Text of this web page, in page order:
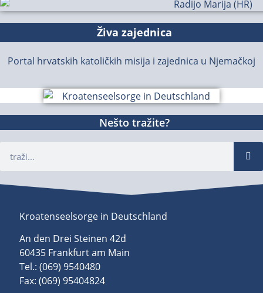
Živa zajednica
Portal hrvatskih katoličkih misija i zajednica u Njemačkoj
Nešto tražite?
Kroatenseelsorge in Deutschland
An den Drei Steinen 42d
60435 Frankfurt am Main
Tel.: (069) 9540480
Fax: (069) 95404824